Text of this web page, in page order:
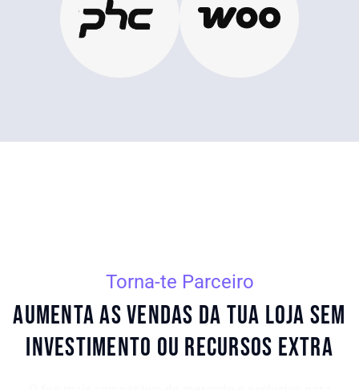
Torna-te Parceiro
Aumenta as vendas da tua loja sem
investimento OU recursos extra